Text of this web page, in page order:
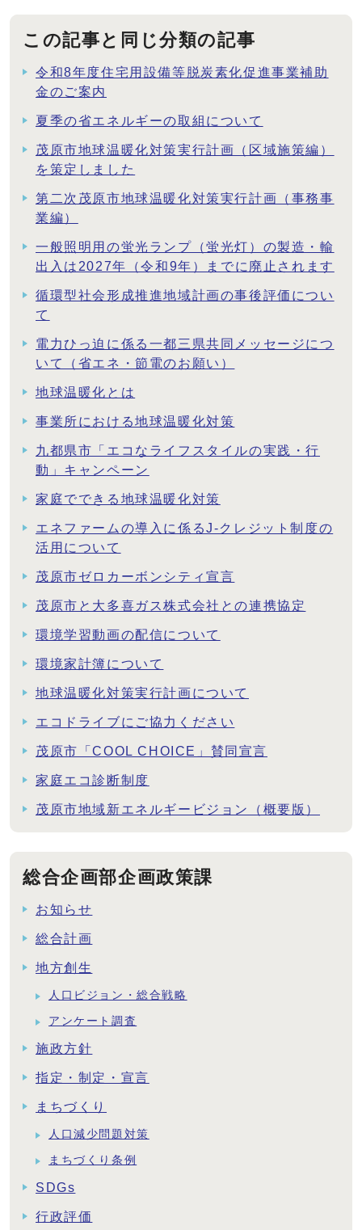
この記事と同じ分類の記事
令和8年度住宅用設備等脱炭素化促進事業補助
金のご案内
夏季の省エネルギーの取組について
茂原市地球温暖化対策実行計画（区域施策編）
を策定しました
第二次茂原市地球温暖化対策実行計画（事務事
業編）
一般照明用の蛍光ランプ（蛍光灯）の製造・輸
出入は2027年（令和9年）までに廃止されます
循環型社会形成推進地域計画の事後評価につい
て
電力ひっ迫に係る一都三県共同メッセージにつ
いて（省エネ・節電のお願い）
地球温暖化とは
事業所における地球温暖化対策
九都県市「エコなライフスタイルの実践・行
動」キャンペーン
家庭でできる地球温暖化対策
エネファームの導入に係るJ-クレジット制度の
活用について
茂原市ゼロカーボンシティ宣言
茂原市と大多喜ガス株式会社との連携協定
環境学習動画の配信について
環境家計簿について
地球温暖化対策実行計画について
エコドライブにご協力ください
茂原市「COOL CHOICE」賛同宣言
家庭エコ診断制度
茂原市地域新エネルギービジョン（概要版）
総合企画部企画政策課
お知らせ
総合計画
地方創生
人口ビジョン・総合戦略
アンケート調査
施政方針
指定・制定・宣言
まちづくり
人口減少問題対策
まちづくり条例
SDGs
行政評価